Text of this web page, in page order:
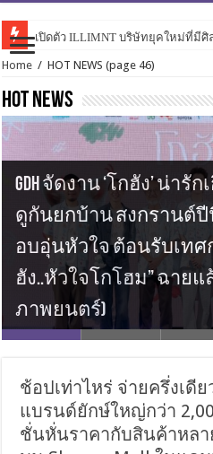
เปิดตัว ILLIMNT บริษัทยุคใหม่ที่มีศิ
PERSES เปิดเกมสุดเดือดใน “ไม่แ
Home / HOT NEWS (page 46)
HOT NEWS
GDH จัดงาน ‘โกฮัง’ น่า
ดูกันยกบ้าน สงกรานต์
อบอุ่นหัวใจ ต้อนรับเทศ
ฮัง..หัวใจโกโฮม” ฉาย
จากพระเอกไทยสู่เวทีร
เตรียมพร้อมรับแรงกร
“WINNER” ที่มาเยือนไทยอี
BY:D ไทย เตรียมตัวให้พ
หาอีกครั้ง ใน 2025 BANG
8 สาว ชวนแฟน ๆ มาดู
ช้อปเท่าไหร่ จ่ายครึ่งเดี
แบรนด์ยักษ์ใหญ่กว่า
ชั่นหั่นราคากับสินค้าหลา